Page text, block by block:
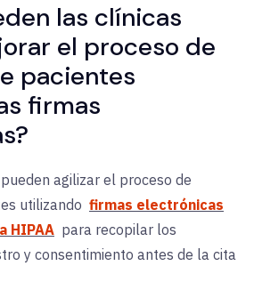
las clínicas
el proceso de
pacientes
firmas
agilizar el proceso de
utilizando firmas electrónicas
HIPAA para recopilar los
y consentimiento antes de la cita